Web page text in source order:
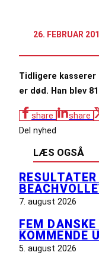
26. FEBRUAR
Tidligere
er død. Han blev
share share
Del nyhed
LÆS OGSÅ
7. august 2026
FEM
KOMMENDE
5. august 2026